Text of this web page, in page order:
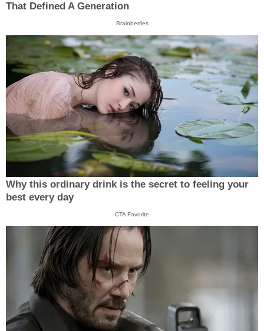
That Defined A Generation
Brainberries
Why this ordinary drink is the secret to feeling your
best every day
CTA Favorite